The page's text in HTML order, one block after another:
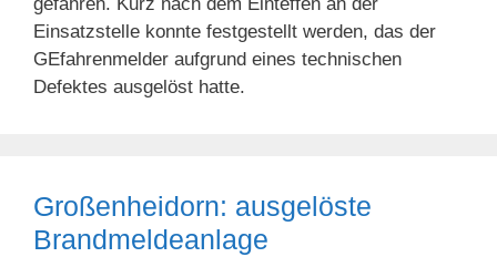
gefahren. Kurz nach dem Einteffen an der
Einsatzstelle konnte festgestellt werden, das der
GEfahrenmelder aufgrund eines technischen
Defektes ausgelöst hatte.
Großenheidorn: ausgelöste
Brandmeldeanlage